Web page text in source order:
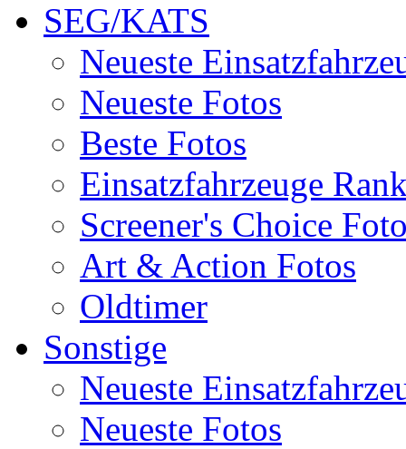
SEG/KATS
Neueste
Neueste Fotos
Beste Fotos
Einsatzfahrzeuge
Screener's Choice
Art & Action Fotos
Oldtimer
Sonstige
Neueste
Neueste Fotos